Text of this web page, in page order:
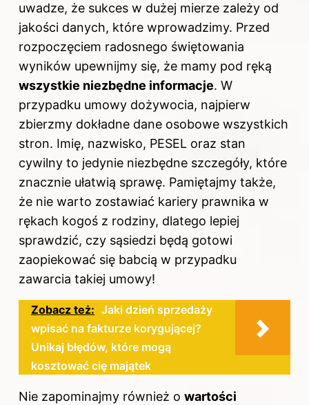
uwadze, że sukces w dużej mierze zależy od
jakości danych, które wprowadzimy. Przed
rozpoczęciem radosnego świętowania
wyników upewnijmy się, że mamy pod ręką
wszystkie niezbędne informacje. W
przypadku umowy dożywocia, najpierw
zbierzmy dokładne dane osobowe wszystkich
stron. Imię, nazwisko, PESEL oraz stan
cywilny to jedynie niezbędne szczegóły, które
znacznie ułatwią sprawę. Pamiętajmy także,
że nie warto zostawiać kariery prawnika w
rękach kogoś z rodziny, dlatego lepiej
sprawdzić, czy sąsiedzi będą gotowi
zaopiekować się babcią w przypadku
zawarcia takiej umowy!
Zobacz też: Jaki dzień sprzedaży
wpisać na fakturze korygującej?
Unikaj błędów, które mogą
kosztować cię majątek
Nie zapominajmy również o wartości